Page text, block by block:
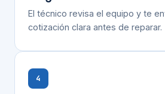
El técnico revisa el equipo y te
cotización clara antes de reparar.
4